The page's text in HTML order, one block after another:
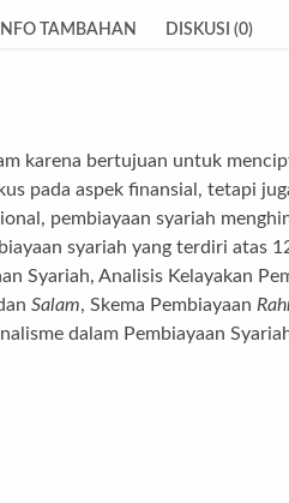
INFO TAMBAHAN DISKUSI (0)
karena bertujuan untuk
pada aspek finansial, tetapi
pembiayaan syariah
syariah yang terdiri atas
Syariah, Analisis Kelayakan
Salam, Skema Pembiayaan
dalam Pembiayaan